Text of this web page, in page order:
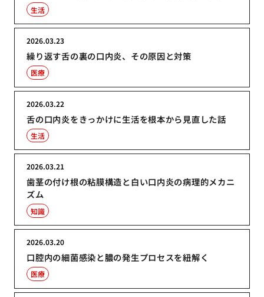
生活
繰り返す舌の裏の口内炎、その原因と対策
2026.03.23
医療
舌の口内炎をきっかけに生活を根本から見直した話
2026.03.22
生活
歯茎の付け根の粘膜構造と白い口内炎の病理的メカニ
ズム
2026.03.21
知識
口腔内の細菌感染と膿の発生プロセスを紐解く
2026.03.20
医療